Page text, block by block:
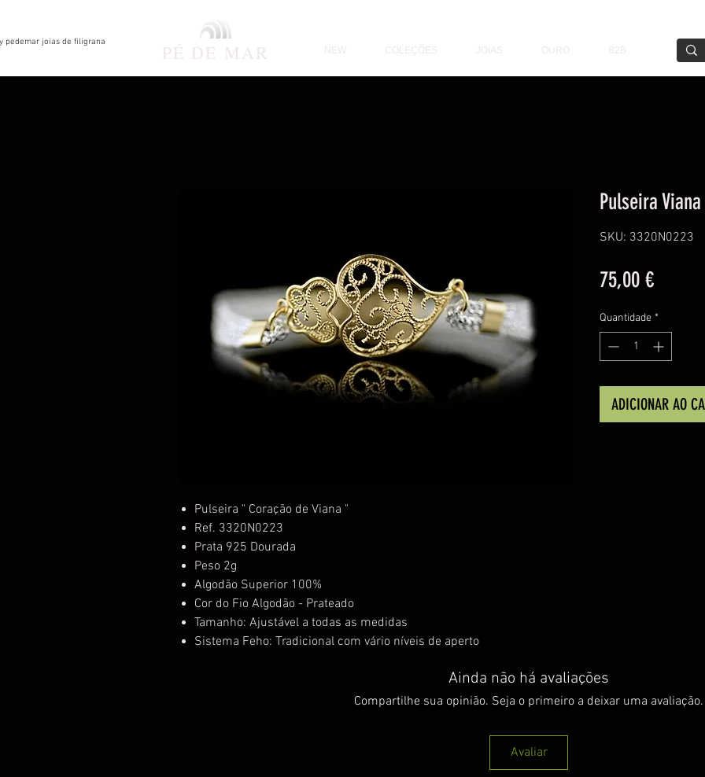
pedemar joias de filigrana PÉ DE MAR NEW COLEÇÕES JOIAS OURO B2B
Pulseira " Coração de Viana "
Ref. 3320N0223
Prata 925 Dourada
Peso 2g
Algodão Superior 100%
Cor do Fio Algodão - Prateado
Tamanho: Ajustável a todas as medidas
Sistema Feho: Tradicional com vário níveis de aperto
Pulseira Viana
SKU: 3320N0223
75,00 €Preço
Quantidade *
ADICIONAR AO
Ainda não há avaliações
Compartilhe sua opinião. Seja o primeiro a deixar uma avaliação.
Avaliar